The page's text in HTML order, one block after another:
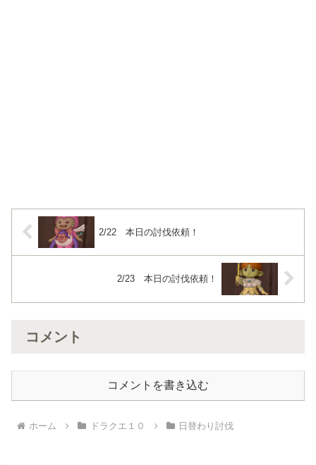
2/22 本日の討伐依頼！
2/23 本日の討伐依頼！
コメント
コメントを書き込む
ホーム ドラクエ１０ 日替わり討伐